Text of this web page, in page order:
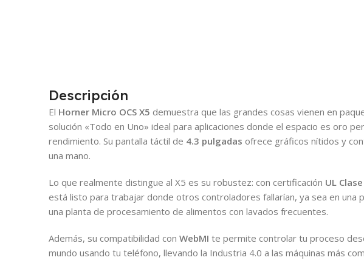
Descripción
El Horner Micro OCS X5 demuestra que las grandes cosas vienen en
solución «Todo en Uno» ideal para aplicaciones donde el espacio es oro
rendimiento. Su pantalla táctil de 4.3 pulgadas ofrece gráficos nítidos y
una mano.
Lo que realmente distingue al X5 es su robustez: con certificación UL
está listo para trabajar donde otros controladores fallarían, ya sea en una
una planta de procesamiento de alimentos con lavados frecuentes.
Además, su compatibilidad con WebMI te permite controlar tu proceso
mundo usando tu teléfono, llevando la Industria 4.0 a las máquinas más